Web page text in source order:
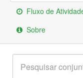
Fluxo de
Sobre